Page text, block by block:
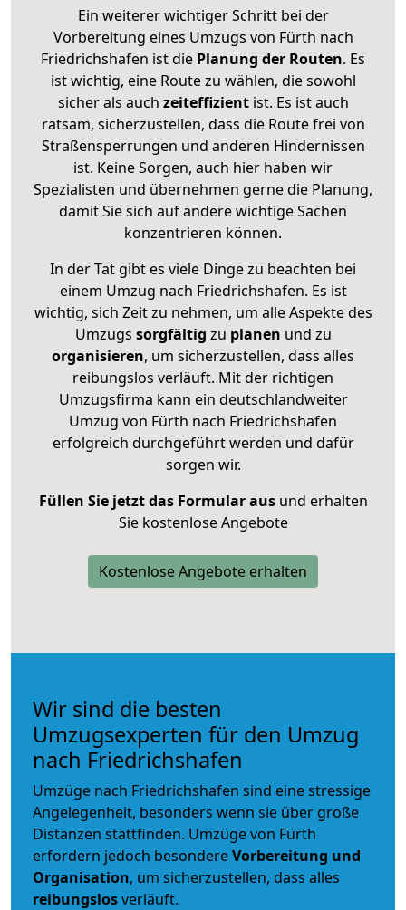
Ein weiterer wichtiger Schritt bei der
Vorbereitung eines Umzugs von Fürth nach
Friedrichshafen ist die Planung der Routen. Es
ist wichtig, eine Route zu wählen, die sowohl
sicher als auch zeiteffizientist. Es ist auch
ratsam, sicherzustellen, dass die Route frei von
Straßensperrungen und anderen Hindernissen
ist. Keine Sorgen, auch hier haben wir
Spezialisten und übernehmen gerne die Planung,
damit Sie sich auf andere wichtige Sachen
konzentrieren können.
In der Tat gibt es viele Dinge zu beachten bei
einem Umzug nach Friedrichshafen. Es ist
wichtig, sich Zeit zu nehmen, um alle Aspekte des
Umzugs sorgfältig zu planen und zu
organisieren, um sicherzustellen, dass alles
reibungslos verläuft. Mit der richtigen
Umzugsfirma kann ein deutschlandweiter
Umzug von Fürth nach Friedrichshafen
erfolgreich durchgeführt werden und dafür
sorgen wir.
Füllen Sie jetzt das Formular ausund erhalten
Sie kostenlose Angebote
Kostenlose Angebote erhalten
Wir sind die besten
Umzugsexperten für den Umzug
nach Friedrichshafen
Umzüge nach Friedrichshafen sind eine stressige
Angelegenheit, besonders wenn sie über große
Distanzen stattfinden. Umzüge von Fürth
erfordern jedoch besondereVorbereitung und
Organisation, um sicherzustellen, dass alles
reibungslosverläuft.